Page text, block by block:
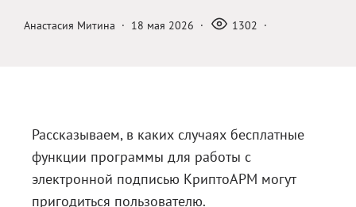
Решения
Получить КЭП
Магазин
Полная версия сайта
Анастасия Митина · 18 мая 2026 · 1302 ·
Рассказываем, в каких случаях бесплатные
функции программы для работы с
электронной подписью КриптоАРМ могут
пригодиться пользователю.